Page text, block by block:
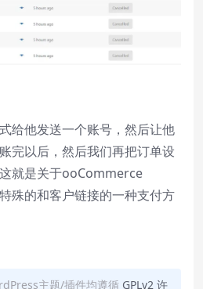
给他发送一个账号，然后让他
完以后，然后我们再把订单设
就是关于ooCommerce
殊的和客户链接的一种支付方
主题/插件均遵循 GPLv2 许